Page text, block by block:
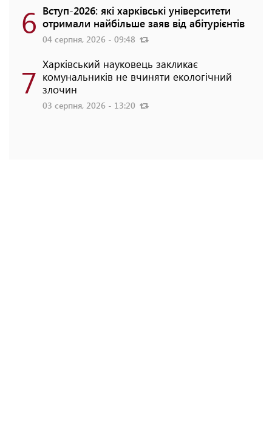
6 Вступ-2026: які харківські університети
отримали найбільше заяв від абітурієнтів
04 серпня, 2026 - 09:48
7 Харківський науковець закликає
комунальників не вчиняти екологічний
злочин
03 серпня, 2026 - 13:20